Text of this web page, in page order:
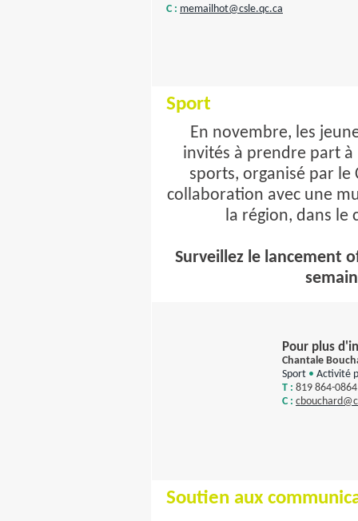
C : memailhot@csle.qc.ca
Sport
En novembre, les
invités à prendre part
sports, organisé par le
collaboration avec une
la région, dans le
Surveillez le lancement
Pour plus
Chantale
Sport • Activité
T : 819 864-
C : c
Soutien aux